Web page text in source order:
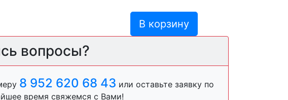
В корзину
вопросы?
8 952 620 68 43 или оставьте заявку по
время свяжемся с Вами!